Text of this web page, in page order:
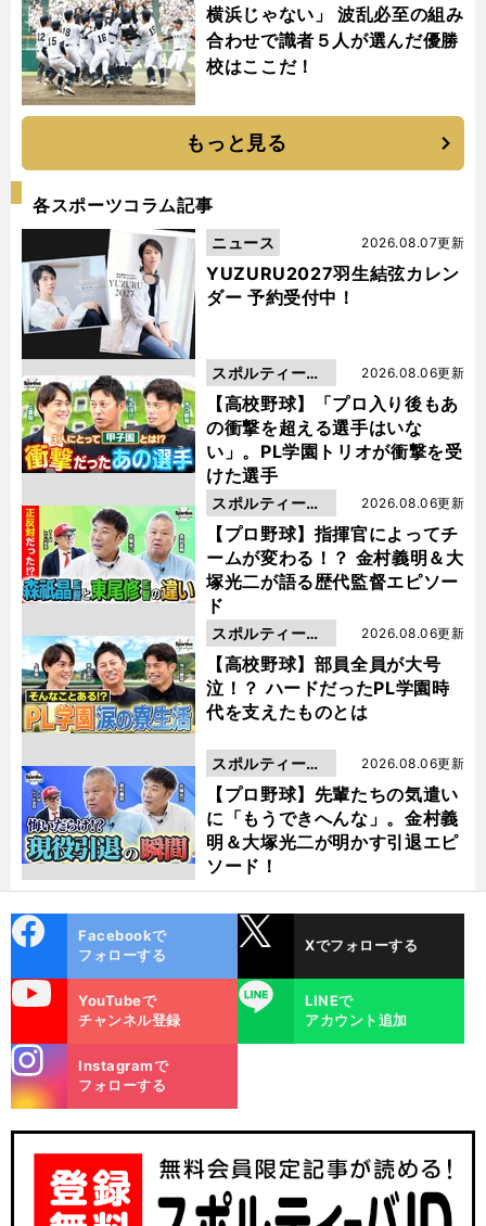
横浜じゃない」 波乱必至の組み
合わせで識者５人が選んだ優勝
校はここだ！
もっと見る
各スポーツコラム記事
YUZURU2027羽生結弦カレン
ダー 予約受付中！
2026.08.07更新
ニュース
【高校野球】「プロ入り後もあ
の衝撃を超える選手はいな
い」。PL学園トリオが衝撃を受
けた選手
2026.08.06更新
スポルティーバ
動画
【プロ野球】指揮官によってチ
ームが変わる！？ 金村義明＆大
塚光二が語る歴代監督エピソー
ド
2026.08.06更新
スポルティーバ
動画
【高校野球】部員全員が大号
泣！？ ハードだったPL学園時
代を支えたものとは
2026.08.06更新
スポルティーバ
動画
【プロ野球】先輩たちの気遣い
に「もうできへんな」。金村義
明＆大塚光二が明かす引退エピ
ソード！
2026.08.06更新
スポルティーバ
動画
ok
Facebookで
フォローする
Xでフォローする
YouTubeで
チャンネル登録
LINE
LINEで
アカウント追加
m
Instagramで
フォローする